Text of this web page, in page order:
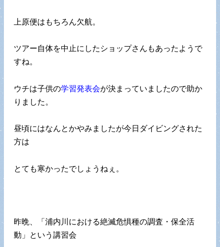
上原便はもちろん欠航。
ツアー自体を中止にしたショップさんもあったようで
すね。
ウチは子供の学習発表会が決まっていましたので助か
りました。
昼頃にはなんとかやみましたが今日ダイビングされた
方は
とても寒かったでしょうねぇ。
昨晩、「浦内川における絶滅危惧種の調査・保全活
動」という講習会